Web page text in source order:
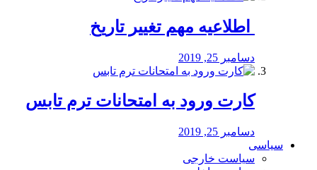
️ اطلاعیه مهم تغییر تاریخ
دسامبر 25, 2019
کارت ورود به امتحانات ترم تابس
دسامبر 25, 2019
سیاسی
سیاست خارجی